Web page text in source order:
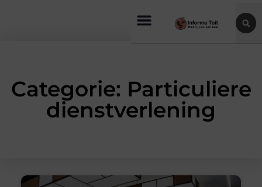
Categorie: Particuliere
dienstverlening